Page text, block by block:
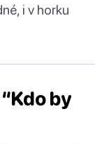
i v horku
by